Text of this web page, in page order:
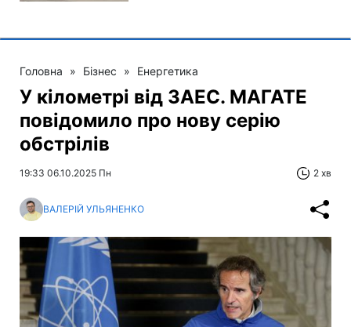
Головна » Бізнес » Енергетика
У кілометрі від ЗАЕС. МАГАТЕ
повідомило про нову серію
обстрілів
19:33 06.10.2025 Пн 2 хв
ВАЛЕРІЙ УЛЬЯНЕНКО